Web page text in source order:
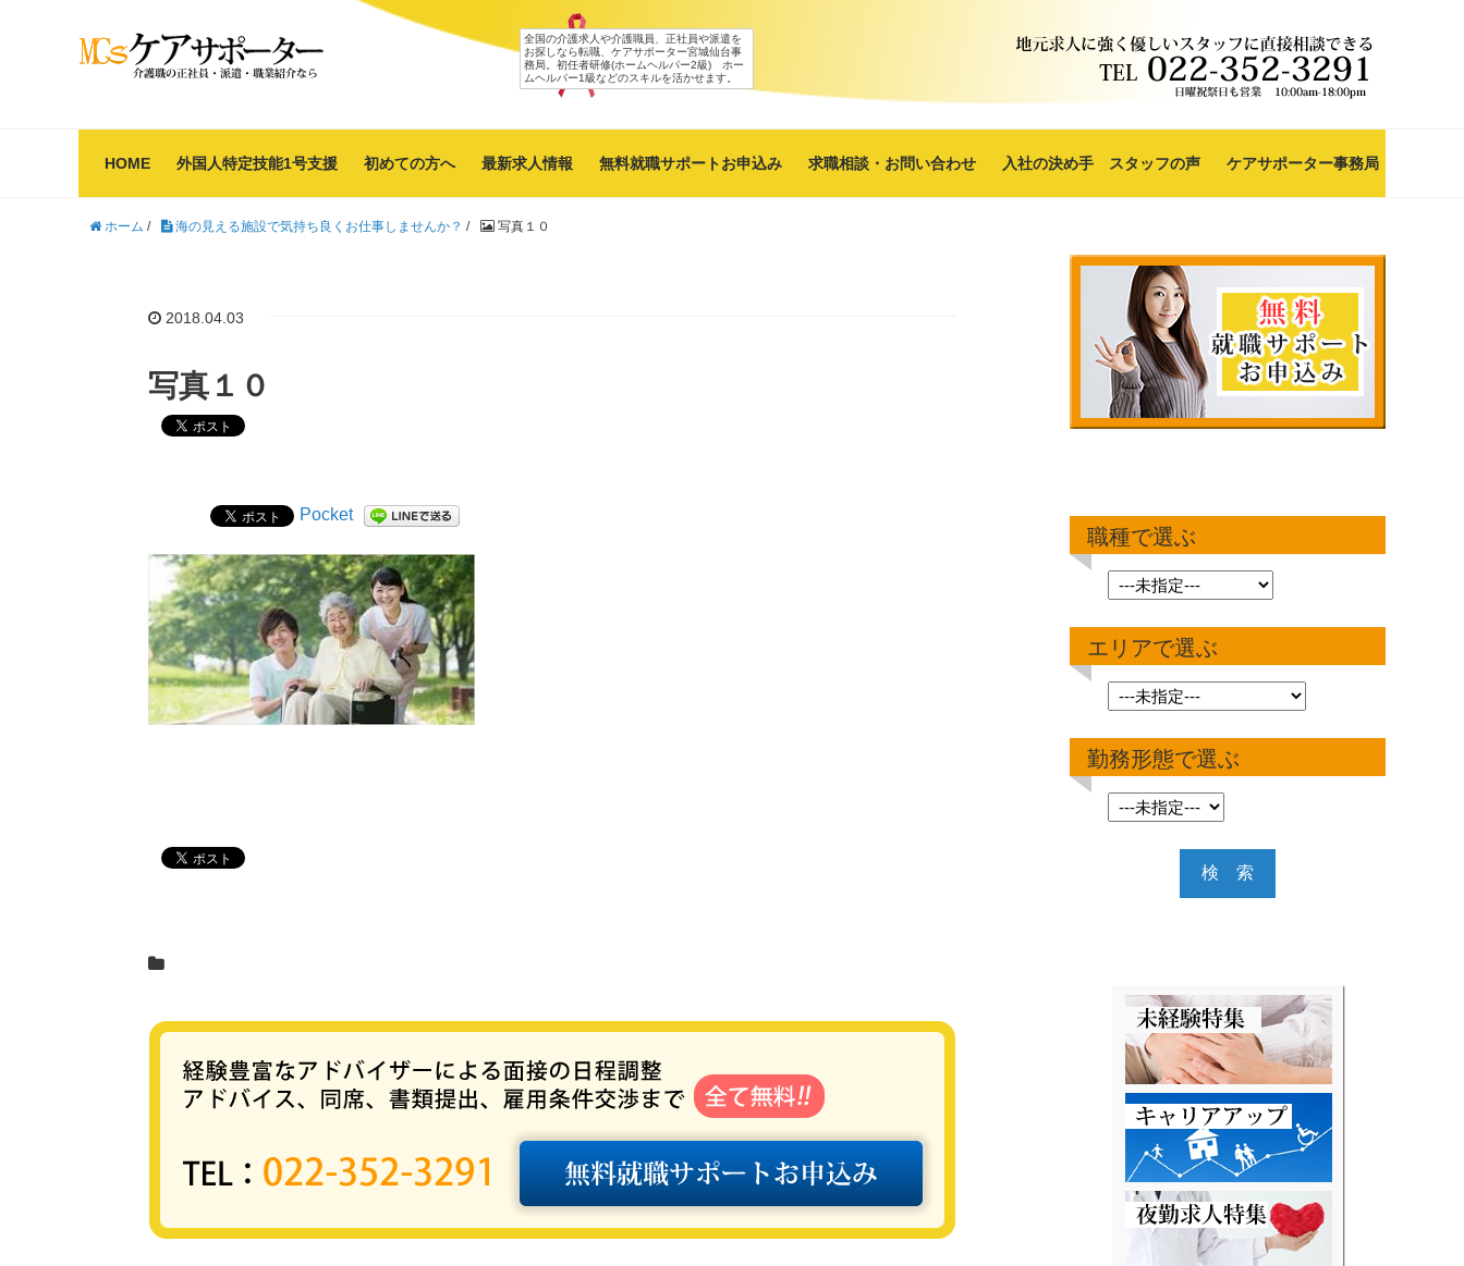
全国の介護求人や介護職員、正社員や派遣を
お探しなら転職、ケアサポーター宮城仙台事
務局。初任者研修(ホームヘルパー2級) ホー
ムヘルパー1級などのスキルを活かせます。
HOME 外国人特定技能1号支援 初めての方へ 最新求人情報 無料就職サポートお申込み 求職相談・お問い合わせ 入社の決め手 スタッフの声 ケアサポーター事務局
ホーム / 海の見える施設で気持ち良くお仕事しませんか？ / 写真１０
2018.04.03
写真１０
Pocket
職種で選ぶ
エリアで選ぶ
勤務形態で選ぶ